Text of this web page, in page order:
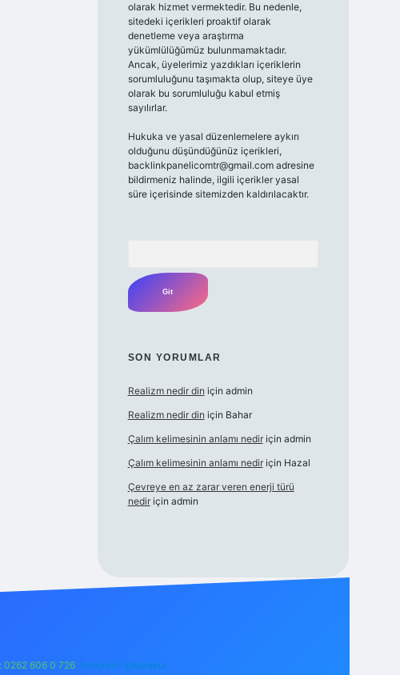
olarak hizmet vermektedir. Bu nedenle,
sitedeki içerikleri proaktif olarak
denetleme veya araştırma
yükümlülüğümüz bulunmamaktadır.
Ancak, üyelerimiz yazdıkları içeriklerin
sorumluluğunu taşımakta olup, siteye üye
olarak bu sorumluluğu kabul etmiş
sayılırlar.
Hukuka ve yasal düzenlemelere aykırı
olduğunu düşündüğünüz içerikleri,
backlinkpanelicomtr@gmail.comadresine
bildirmeniz halinde, ilgili içerikler yasal
süre içerisinde sitemizden kaldırılacaktır.
SON YORUMLAR
Realizm nedir din için admin
Realizm nedir din için Bahar
Çalım kelimesinin anlamı nediriçin admin
Çalım kelimesinin anlamı nediriçin Hazal
Çevreye en az zarar veren enerji türü
nediriçin admin
0262 606 0 726 Telegram: @karabul